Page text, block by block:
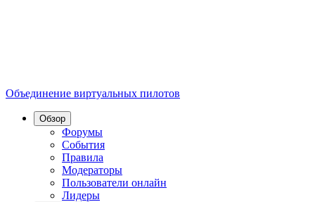
Объединение виртуальных пилотов
Обзор
Форумы
События
Правила
Модераторы
Пользователи онлайн
Лидеры